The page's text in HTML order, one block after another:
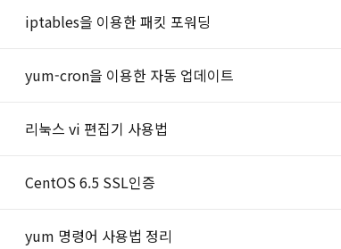
iptables을 이용한 패킷 포워딩
yum-cron을 이용한 자동 업데이트
리눅스 vi 편집기 사용법
CentOS 6.5 SSL인증
yum 명령어 사용법 정리